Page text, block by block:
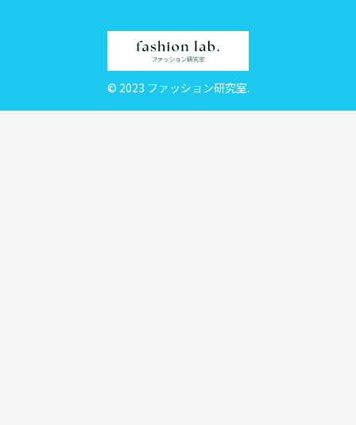
© 2023 ファッション研究室.